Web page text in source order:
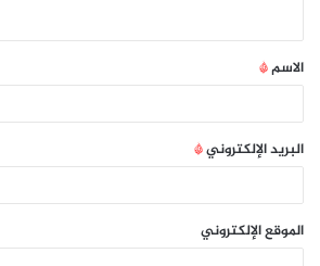
الاسم*
البريد الإلكتروني*
الموقع الإلكتروني